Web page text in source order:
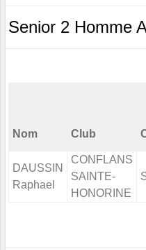
Senior 2 Homme
Nom Club
DAUSSIN
Raphael
CONFLANS
SAINTE-
HONORINE